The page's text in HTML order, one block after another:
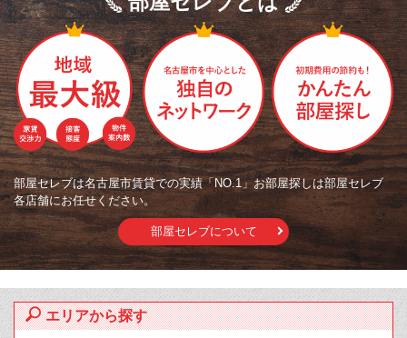
部屋セレブは名古屋市賃貸での実績「NO.1」お部屋探しは部屋セレブ
各店舗にお任せください。
部屋セレブについて
エリアから探す